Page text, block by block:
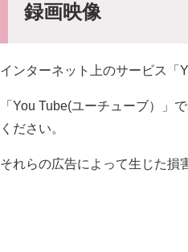
録画映像
インターネット上のサービス「
「You Tube(ユーチューブ）」
ください。
それらの広告によって生じた損